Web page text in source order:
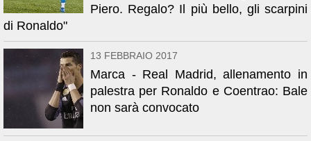
Piero. Regalo? Il più bello, gli scarpini
di Ronaldo"
13 FEBBRAIO 2017
Marca - Real Madrid, allenamento in
palestra per Ronaldo e Coentrao: Bale
non sarà convocato